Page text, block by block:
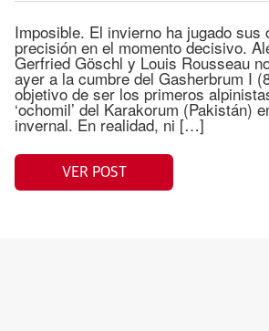
Imposible. El invierno ha jugado sus
precisión en el momento decisivo.
Gerfried Göschl y Louis Rousseau
ayer a la cumbre del Gasherbrum I
objetivo de ser los primeros
‘ochomil’ del Karakorum (Pakistán)
invernal. En realidad, ni […]
VER POST